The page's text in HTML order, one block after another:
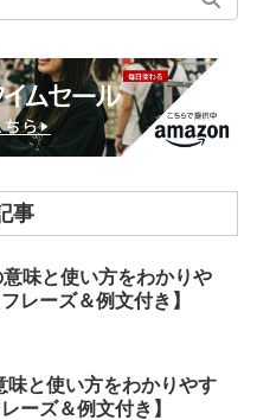
事
意味と使い方をわかりや
レーズ＆例文付き】
味と使い方をわかりやす
ーズ＆例文付き】